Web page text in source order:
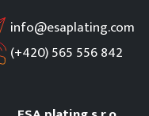
info@esaplating.com
(+420)565 556 842